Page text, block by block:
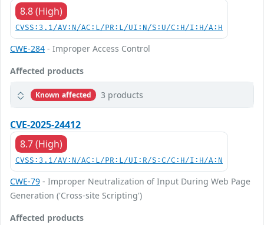
8.8 (High)
CVSS:3.1/AV:N/AC:L/PR:L/UI:N/S:U/C:H/I:H/A:H
CWE-284 - Improper Access Control
Affected products
Known affected 3 products
CVE-2025-24412
8.7 (High)
CVSS:3.1/AV:N/AC:L/PR:L/UI:R/S:C/C:H/I:H/A:N
CWE-79 - Improper Neutralization of Input During Web Page
Generation ('Cross-site Scripting')
Affected products